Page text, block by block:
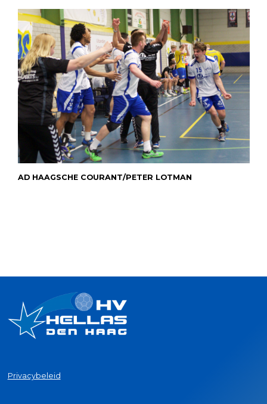
AD HAAGSCHE COURANT/PETER LOTMAN
Privacybeleid